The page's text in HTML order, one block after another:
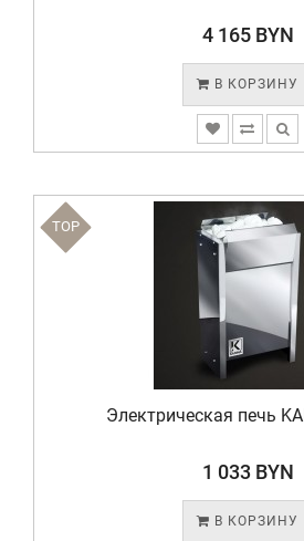
4 165 BYN
В КОРЗИНУ
TOP
Электрическая печь
1 033 BYN
В КОРЗИНУ